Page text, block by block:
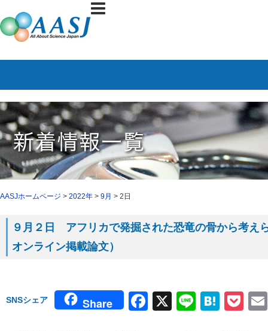
AASJホームページ > 2022年 > 9月 > 2日
９月２日 アフリカで発掘された恐竜の骨から考え
オンライン掲載論文）
SNSシェア Share Facebook
X Line